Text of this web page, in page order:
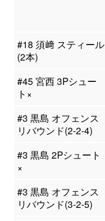
#18 須﨑 スティール
(2本)
#45 宮西 3Pシュー
ト×
#3 黒島 オフェンス
リバウンド(2-2-4)
#3 黒島 2Pシュート
×
#3 黒島 オフェンス
リバウンド(3-2-5)